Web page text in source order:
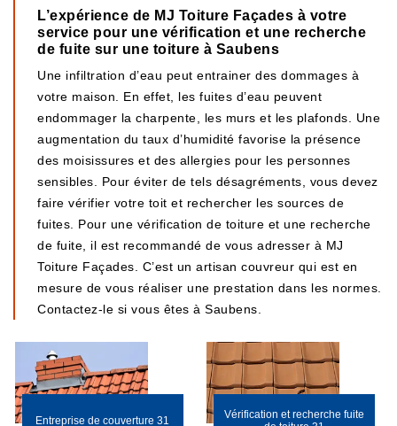
L’expérience de MJ Toiture Façades à votre
service pour une vérification et une recherche
de fuite sur une toiture à Saubens
Une infiltration d’eau peut entrainer des dommages à
votre maison. En effet, les fuites d’eau peuvent
endommager la charpente, les murs et les plafonds. Une
augmentation du taux d’humidité favorise la présence
des moisissures et des allergies pour les personnes
sensibles. Pour éviter de tels désagréments, vous devez
faire vérifier votre toit et rechercher les sources de
fuites. Pour une vérification de toiture et une recherche
de fuite, il est recommandé de vous adresser à MJ
Toiture Façades. C’est un artisan couvreur qui est en
mesure de vous réaliser une prestation dans les normes.
Contactez-le si vous êtes à Saubens.
Entreprise de couverture 31
Vérification et recherche fuite